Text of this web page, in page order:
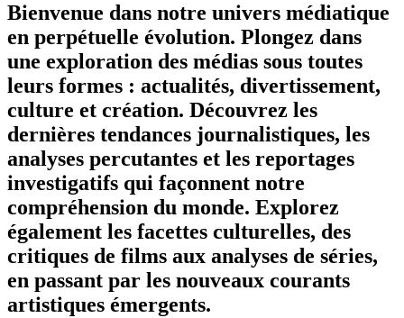
Bienvenue dans notre univers médiatique
en perpétuelle évolution. Plongez dans
une exploration des médias sous toutes
leurs formes : actualités, divertissement,
culture et création. Découvrez les
dernières tendances journalistiques, les
analyses percutantes et les reportages
investigatifs qui façonnent notre
compréhension du monde. Explorez
également les facettes culturelles, des
critiques de films aux analyses de séries,
en passant par les nouveaux courants
artistiques émergents.